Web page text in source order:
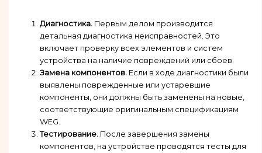
Диагностика.Первым делом производится
детальная диагностика неисправностей. Это
включает проверку всех элементов и систем
устройства на наличие повреждений или сбоев.
Замена компонентов.Если в ходе диагностики были
выявлены поврежденные или устаревшие
компоненты, они должны быть заменены на новые,
соответствующие оригинальным спецификациям
WEG.
Тестирование.После завершения замены
компонентов, на устройстве проводятся тесты для